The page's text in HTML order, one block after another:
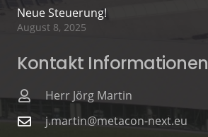
Neue Steuerung!
August 8, 2025
Kontakt Informationen
Herr Jörg Martin
j.martin@metacon-next.eu